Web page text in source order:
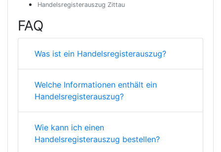
Handelsregisterauszug Zittau
FAQ
Was ist ein Handelsregisterauszug?
Welche Informationen enthält ein
Handelsregisterauszug?
Wie kann ich einen
Handelsregisterauszug bestellen?